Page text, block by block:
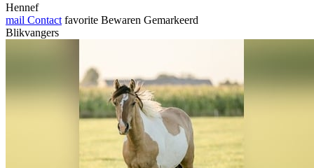
Hennef
mail Contact favorite Bewaren Gemarkeerd
Blikvangers